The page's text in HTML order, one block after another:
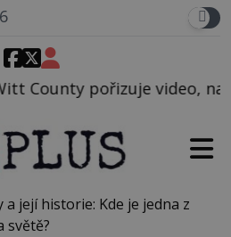
na kterém před jeho
a její historie: Kde je jedna z
světě?